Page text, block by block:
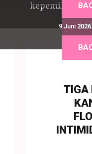
berada
kepemiluan,
9 Juni 2026
TIGA